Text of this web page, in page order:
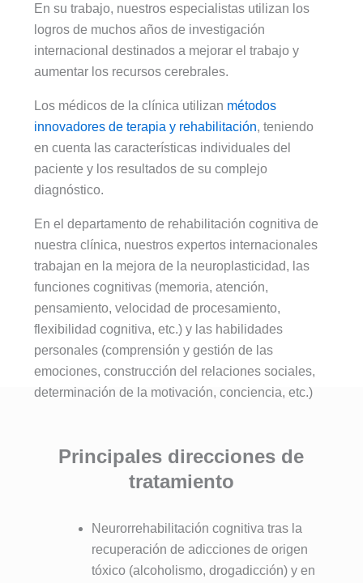
En su trabajo, nuestros especialistas utilizan los
logros de muchos años de investigación
internacional destinados a mejorar el trabajo y
aumentar los recursos cerebrales.
Los médicos de la clínica utilizan métodos
innovadores de terapia y rehabilitación, teniendo
en cuenta las características individuales del
paciente y los resultados de su complejo
diagnóstico.
En el departamento de rehabilitación cognitiva de
nuestra clínica, nuestros expertos internacionales
trabajan en la mejora de la neuroplasticidad, las
funciones cognitivas (memoria, atención,
pensamiento, velocidad de procesamiento,
flexibilidad cognitiva, etc.) y las habilidades
personales (comprensión y gestión de las
emociones, construcción del relaciones sociales,
determinación de la motivación, conciencia, etc.)
Principales direcciones de
tratamiento
Neurorrehabilitación cognitiva tras la
recuperación de adicciones de origen
tóxico (alcoholismo, drogadicción) y en